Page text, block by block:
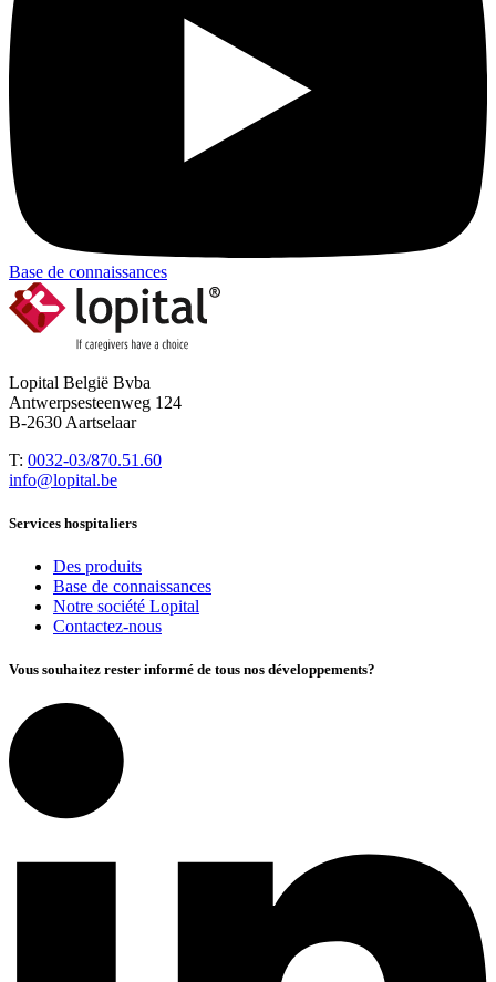
Base de connaissances
Lopital België Bvba
Antwerpsesteenweg 124
B-2630 Aartselaar
T: 0032-03/870.51.60
info@lopital.be
Services hospitaliers
Des produits
Base de connaissances
Notre société Lopital
Contactez-nous
Vous souhaitez rester informé de tous nos développements?